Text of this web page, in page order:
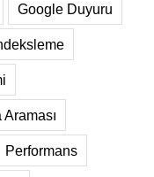
Google Duyuru
Araması
Performans